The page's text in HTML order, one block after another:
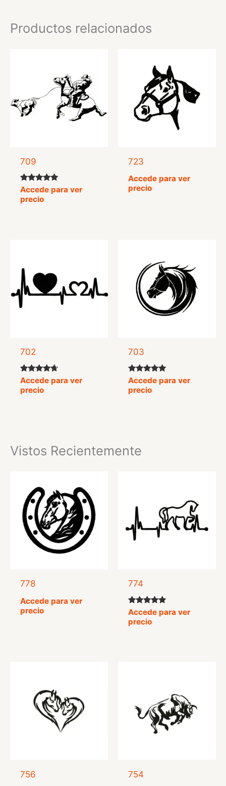
Productos relacionados
709
Valorado
con
5.00
Accede para ver
precio
723
Accede para ver
precio
702
Valorado
con
4.50
Accede para ver
precio
703
Valorado
con
5.00
Accede para ver
precio
Vistos Recientemente
778
Accede para ver
precio
774
Valorado
con
5.00
Accede para ver
precio
756 754